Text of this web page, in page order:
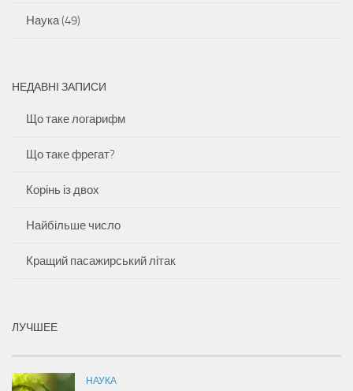
Наука(49)
НЕДАВНІ ЗАПИСИ
Що таке логарифм
Що таке фрегат?
Корінь із двох
Найбільше число
Кращий пасажирський літак
ЛУЧШЕЕ
НАУКА